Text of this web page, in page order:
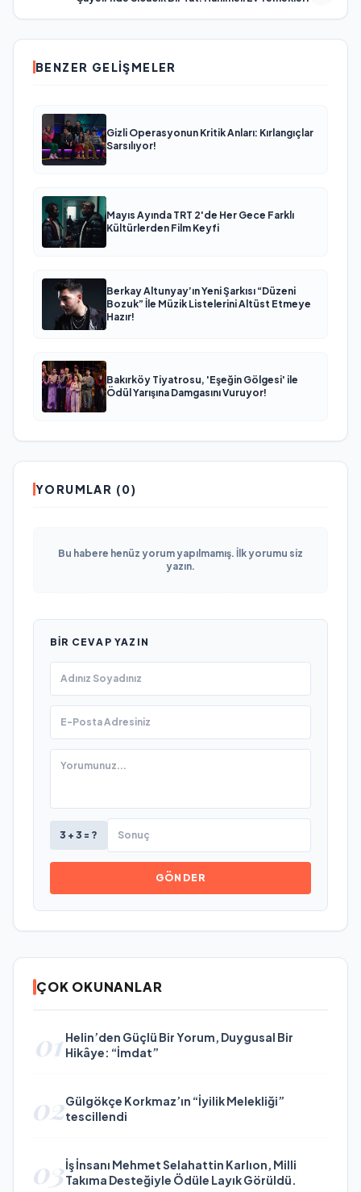
BENZER GELIŞMELER
Gizli Operasyonun Kritik Anları: Kırlangıçlar
Sarsılıyor!
Mayıs Ayında TRT 2'de Her Gece Farklı
Kültürlerden Film Keyfi
Berkay Altunyay’ın Yeni Şarkısı “Düzeni
Bozuk” İle Müzik Listelerini Altüst Etmeye
Hazır!
Bakırköy Tiyatrosu, 'Eşeğin Gölgesi' ile
Ödül Yarışına Damgasını Vuruyor!
YORUMLAR (0)
Bu habere henüz yorum yapılmamış. İlk yorumu siz
yazın.
BIR CEVAP YAZIN
3 + 3 = ?
GÖNDER
ÇOK OKUNANLAR
01 Helin’den Güçlü Bir Yorum, Duygusal Bir
Hikâye: “İmdat”
02Gülgökçe Korkmaz’ın “İyilik Melekliği”
tescillendi
03İş İnsanı Mehmet Selahattin Karlıon, Milli
Takıma Desteğiyle Ödüle Layık Görüldü.